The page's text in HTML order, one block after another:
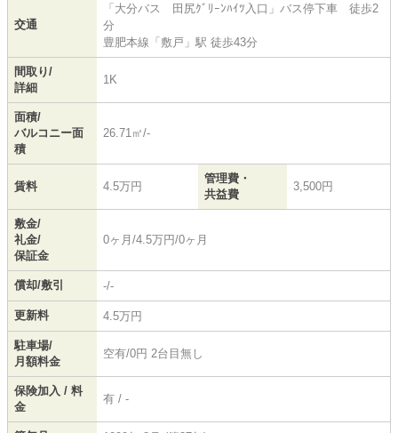
交通
「大分バス 田尻ｸﾞﾘｰﾝﾊｲﾂ入口」バス停下車 徒歩2
分
豊肥本線 「 敷戸 」駅 徒歩43分
間取り/
詳細
1K
面積/
バルコニー面
積
26.71㎡/-
賃料 4.5万円
管理費・
共益費
3,500円
敷金/
礼金/
保証金
0ヶ月/4.5万円/0ヶ月
償却/敷引 -/-
更新料 4.5万円
駐車場/
月額料金
空有/0円 2台目無し
保険加入 / 料
金
有 / -